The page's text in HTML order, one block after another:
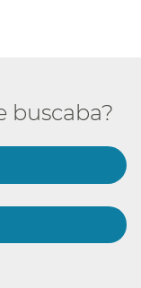
buscaba?​​